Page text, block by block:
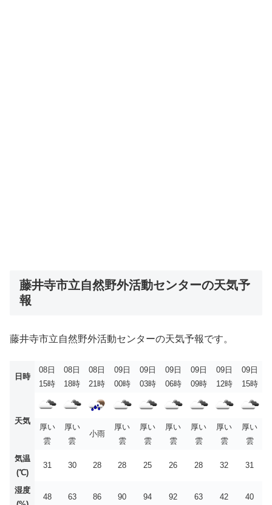
藤井寺市立自然野外活動センターの天気予
報
藤井寺市立自然野外活動センターの天気予報です。
日時
08日
15時
08日
18時
08日
21時
09日
00時
09日
03時
09日
06時
09日
09時
09日
12時
09日
15時
天気
厚い
雲
厚い
雲
小雨
厚い
雲
厚い
雲
厚い
雲
厚い
雲
厚い
雲
厚い
雲
気温
(℃)
31 30 28 28 25 26 28 32 31
湿度
48 63 86 90 94 92 63 42 40